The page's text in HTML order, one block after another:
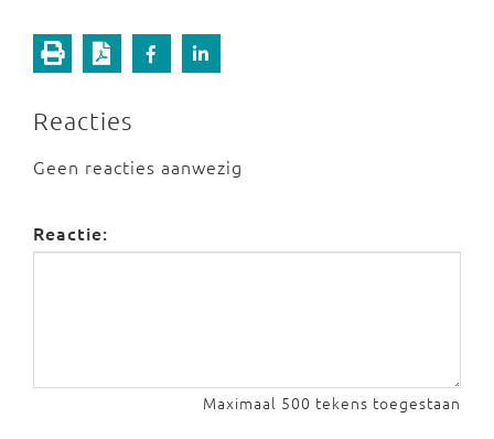
Reacties
Geen reacties aanwezig
Reactie:
Maximaal 500 tekens toegestaan